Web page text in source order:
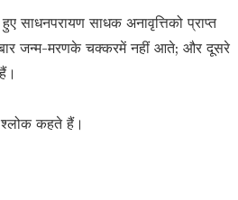
साधनपरायण साधक अनावृत्तिको प्राप्त
बार जन्म-मरणके चक्करमें नहीं आते; और दूसरे
श्लोक कहते हैं।